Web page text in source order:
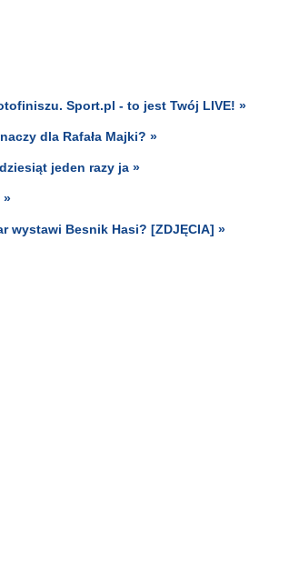
Sport.pl - to jest Twój LIVE! »
dla Rafała Majki? »
jeden razy ja »
»
wystawi Besnik Hasi? [ZDJĘCIA] »